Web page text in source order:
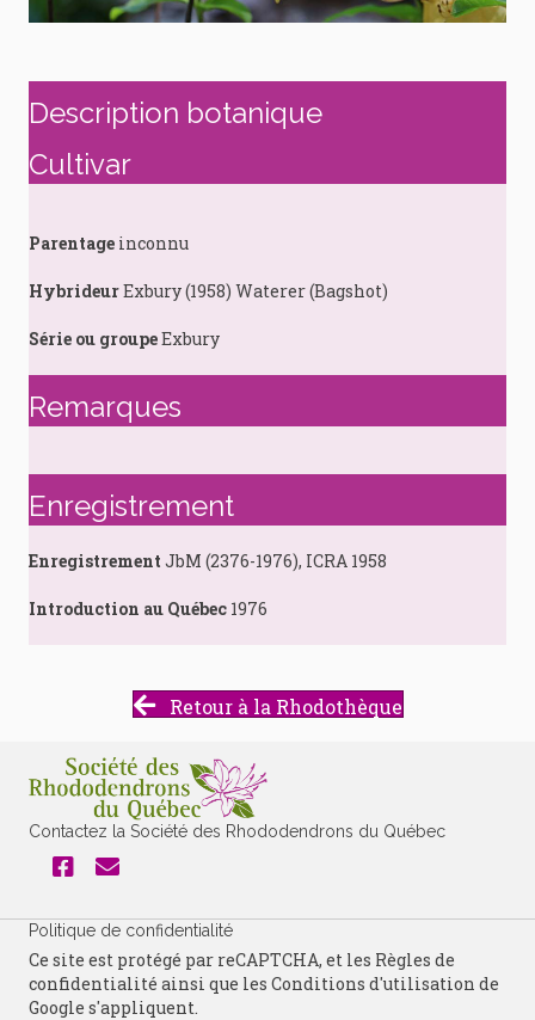
Description botanique
Cultivar
Parentage inconnu
HybrideurExbury (1958) Waterer (Bagshot)
Série ou groupeExbury
Remarques
Enregistrement
Enregistrement JbM (2376-1976), ICRA 1958
Introduction au Québec 1976
Retour à la Rhodothèque
Contactez la Société des Rhododendrons du Québec
Politique de confidentialité
Ce site est protégé par reCAPTCHA, et les Règles de
confidentialité ainsi que les Conditions d'utilisation de
Google s'appliquent.